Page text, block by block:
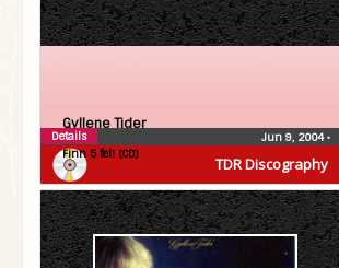
TDR Discography
Gyllene Tider
Finn 5 fel! (CD)
Jun 9, 2004•
Details